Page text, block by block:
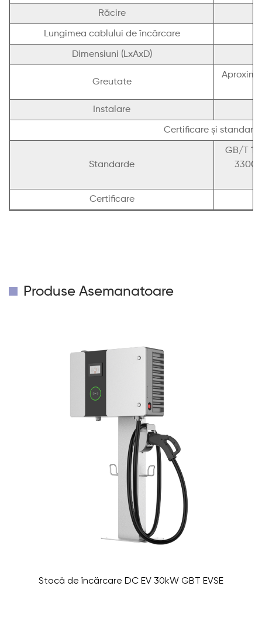
Răcire
Lungimea cablului de încărcare
Dimensiuni (LxAxD)
Greutate
Instalare
Certificare și
Standarde
GB/T
Certificare
Produse Asemanatoare
Stocă de încărcare DC EV 30kW GBT EVSE